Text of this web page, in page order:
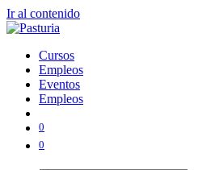
Ir al contenido
Cursos
Empleos
Eventos
Empleos
0
0